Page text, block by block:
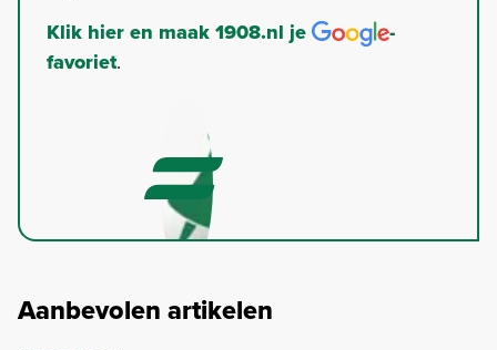
Klik hier en maak 1908.nl je
-
favoriet.
Aanbevolen artikelen